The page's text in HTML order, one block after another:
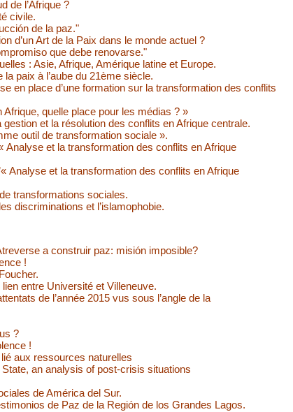
de l’Afrique ?
civile.
de la paz."
d’un Art de la Paix dans le monde actuel ?
que debe renovarse."
: Asie, Afrique, Amérique latine et Europe.
paix à l’aube du 21ème siècle.
en place d’une formation sur la transformation des conflits
quelle place pour les médias ? »
gestion et la résolution des conflits en Afrique centrale.
outil de transformation sociale ».
Analyse et la transformation des conflits en Afrique
Analyse et la transformation des conflits en Afrique
transformations sociales.
discriminations et l’islamophobie.
a construir paz: misión imposible?
!
entre Université et Villeneuve.
de l’année 2015 vus sous l’angle de la
?
!
aux ressources naturelles
an analysis of post-crisis situations
de América del Sur.
de Paz de la Región de los Grandes Lagos.